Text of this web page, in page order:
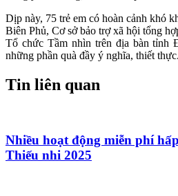
Dịp này, 75 trẻ em có hoàn cảnh khó
Biên Phủ, Cơ sở bảo trợ xã hội tổng
Tổ chức Tầm nhìn trên địa bàn tỉnh
những phần quà đầy ý nghĩa, thiết thực.
Tin liên quan
Nhiều hoạt động miễn phí
Thiếu nhi 2025